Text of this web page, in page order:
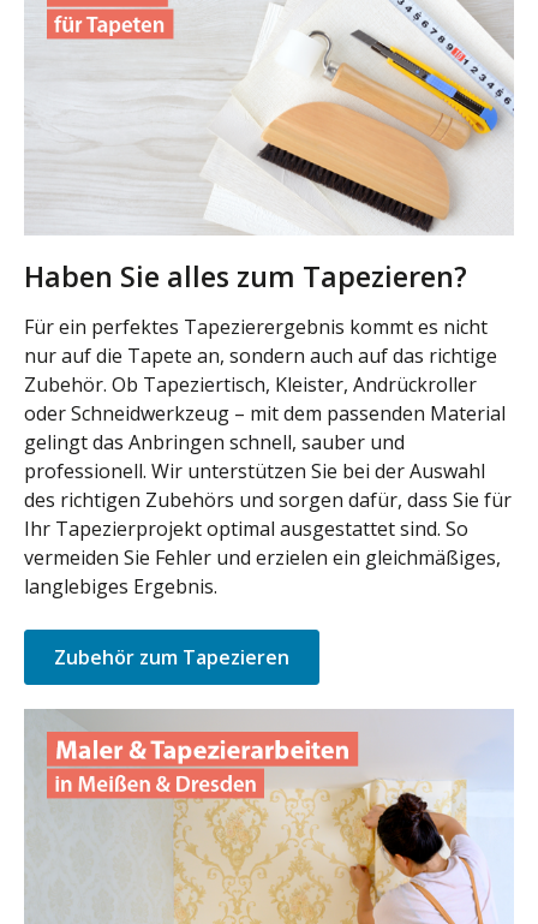
Haben Sie alles zum Tapezieren?
Für ein perfektes Tapezierergebnis kommt es nicht
nur auf die Tapete an, sondern auch auf das richtige
Zubehör. Ob Tapeziertisch, Kleister, Andrückroller
oder Schneidwerkzeug – mit dem passenden Material
gelingt das Anbringen schnell, sauber und
professionell. Wir unterstützen Sie bei der Auswahl
des richtigen Zubehörs und sorgen dafür, dass Sie für
Ihr Tapezierprojekt optimal ausgestattet sind. So
vermeiden Sie Fehler und erzielen ein gleichmäßiges,
langlebiges Ergebnis.
Zubehör zum Tapezieren